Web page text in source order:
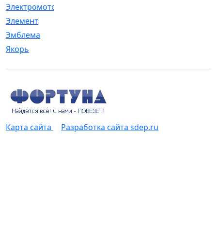
Электромотор
Элемент
Эмблема
Якорь
Карта сайта Разработка сайта sdep.ru